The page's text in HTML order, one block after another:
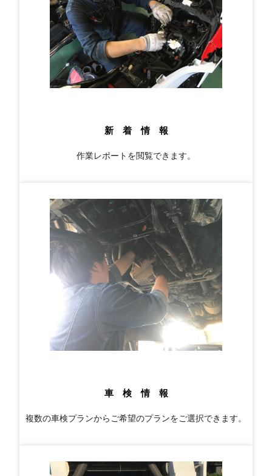
新 着 情 報
作業レポートを閲覧できます。
車 検 情 報
複数の車検プランからご希望のプランをご選択できます。